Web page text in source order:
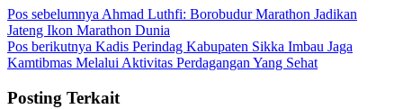
Pos sebelumnya Ahmad Luthfi: Borobudur Marathon Jadikan
Jateng Ikon Marathon Dunia
Pos berikutnya Kadis Perindag Kabupaten Sikka Imbau Jaga
Kamtibmas Melalui Aktivitas Perdagangan Yang Sehat
Posting Terkait